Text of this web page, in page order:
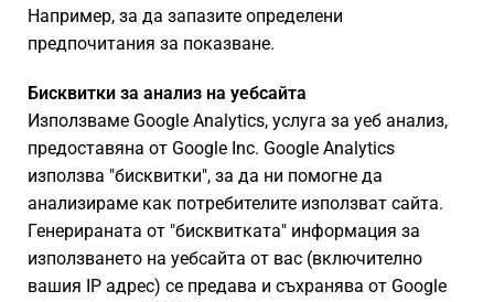
Например, за да запазите определени
предпочитания за показване.
Бисквитки за анализ на уебсайта
Използваме Google Analytics, услуга за уеб анализ,
предоставяна от Google Inc. Google Analytics
използва "бисквитки", за да ни помогне да
анализираме как потребителите използват сайта.
Генерираната от "бисквитката" информация за
използването на уебсайта от вас (включително
вашия IP адрес) се предава и съхранява от Google